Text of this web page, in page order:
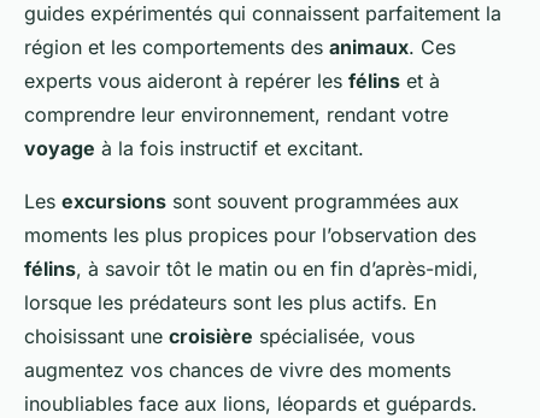
guides expérimentés qui connaissent parfaitement la
région et les comportements des animaux. Ces
experts vous aideront à repérer les félins et à
comprendre leur environnement, rendant votre
voyage à la fois instructif et excitant.
Les excursions sont souvent programmées aux
moments les plus propices pour l’observation des
félins, à savoir tôt le matin ou en fin d’après-midi,
lorsque les prédateurs sont les plus actifs. En
choisissant une croisière spécialisée, vous
augmentez vos chances de vivre des moments
inoubliables face aux lions, léopards et guépards.